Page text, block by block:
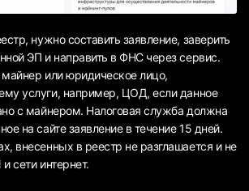
нужно составить заявление, заверить
ЭП и направить в ФНС через сервис.
или юридическое лицо,
услуги, например, ЦОД, если данное
с майнером. Налоговая служба должна
на сайте заявление в течение 15 дней.
внесенных в реестр не разглашается и не
сети интернет.